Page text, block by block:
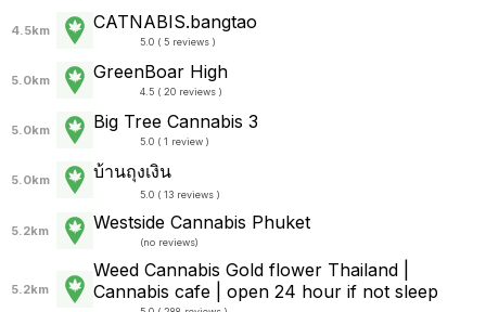
4.5km CATNABIS.bangtao
5.0 ( 5 reviews )
5.0km GreenBoar High
4.5 ( 20 reviews )
5.0km Big Tree Cannabis 3
5.0 ( 1 review )
5.0km บ้านถุงเงิน
5.0 ( 13 reviews )
5.2km Westside Cannabis Phuket
(no reviews)
5.2km
Weed Cannabis Gold flower Thailand |
Cannabis cafe | open 24 hour if not sleep